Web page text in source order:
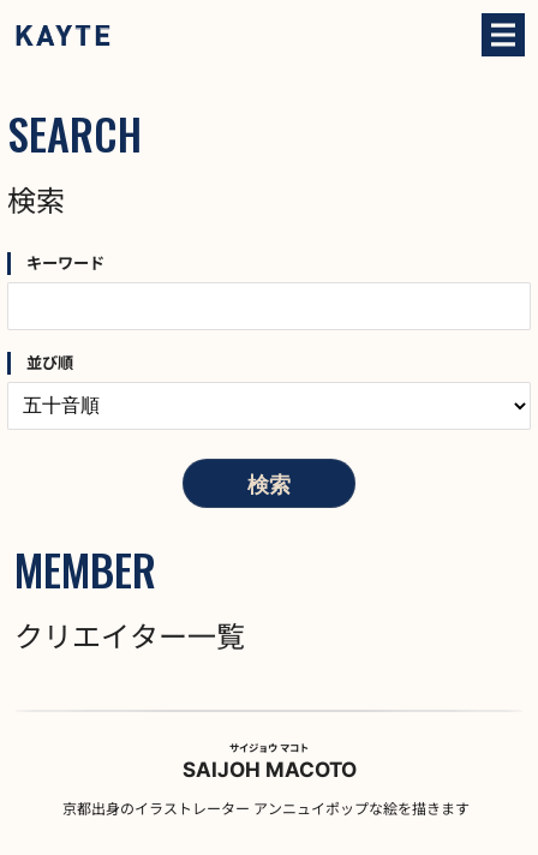
SEARCH
検索
キーワード
並び順
検索
MEMBER
クリエイター一覧
サイジョウ マコト
SAIJOH MACOTO
京都出身のイラストレーター アンニュイポップな絵を描きます